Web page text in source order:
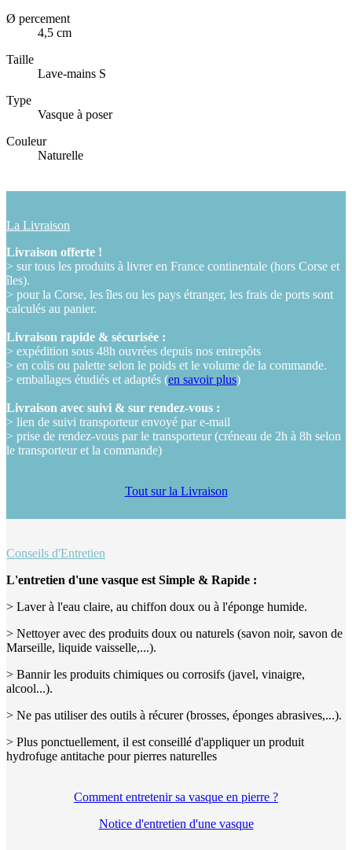
Ø percement
4,5 cm
Taille
Lave-mains S
Type
Vasque à poser
Couleur
Naturelle
La Livraison
Livraison offerte !
> sur tous les produits à livrer en France continentale (hors Corse et
îles).
> pour la Corse, les îles ou les pays étranger, les frais de ports sont
calculés au panier.
Livraison rapide & sécurisée :
> expédition sous 48h ouvrées depuis nos entrepôts
> en colis ou palette selon le poids et le volume de la commande.
> emballages étudiés et adaptés (en savoir plus)
Livraison avec suivi & sur rendez-vous :
> lien de suivi transporteur envoyé par e-mail
> prise de rendez-vous par le transporteur (créneau de 2h à 8h selon
le transporteur et la commande)
Tout sur la Livraison
Conseils d'Entretien
L'entretien d'une vasque est Simple & Rapide :
> Laver à l'eau claire, au chiffon doux ou à l'éponge humide.
> Nettoyer avec des produits doux ou naturels (savon noir, savon de
Marseille, liquide vaisselle,...).
> Bannir les produits chimiques ou corrosifs (javel, vinaigre,
alcool...).
> Ne pas utiliser des outils à récurer (brosses, éponges abrasives,...).
> Plus ponctuellement, il est conseillé d'appliquer un produit
hydrofuge antitache pour pierres naturelles
Comment entretenir sa vasque en pierre ?
Notice d'entretien d'une vasque